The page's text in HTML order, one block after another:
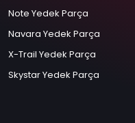
Note Yedek Parça
Navara Yedek Parça
X-Trail Yedek Parça
Skystar Yedek Parça